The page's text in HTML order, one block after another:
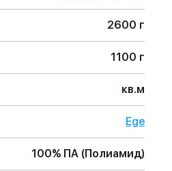
2600 г
1100 г
кв.м
Ege
100% ПА (Полиамид)